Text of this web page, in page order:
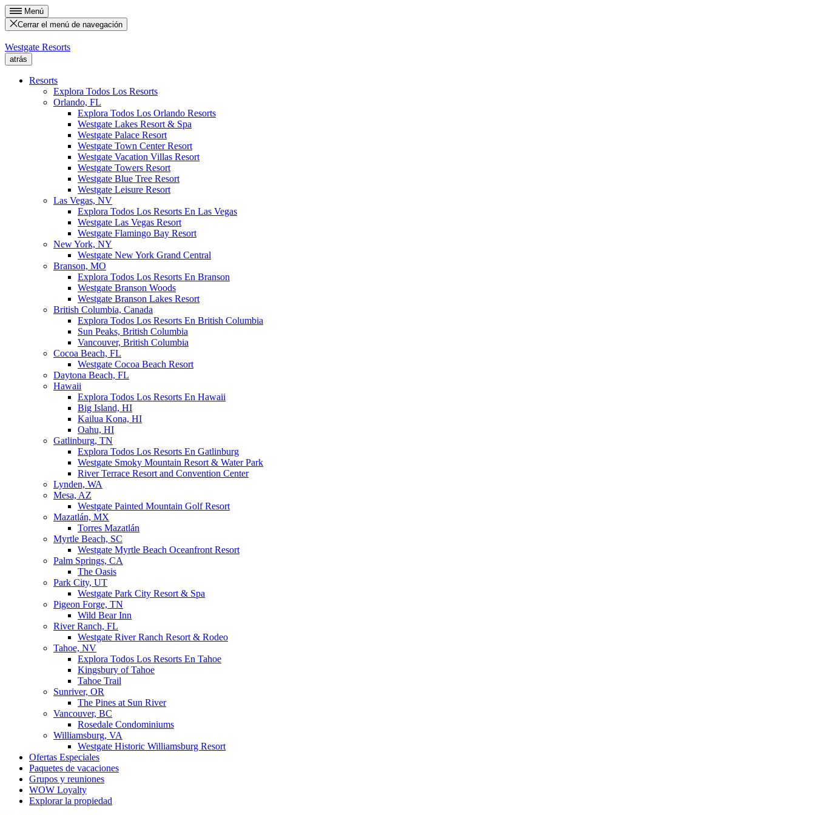
Menú
Cerrar el menú de navegación
Westgate Resorts
atrás
Resorts
Explora Todos Los Resorts
Orlando, FL
Explora Todos Los Orlando Resorts
Westgate Lakes Resort & Spa
Westgate Palace Resort
Westgate Town Center Resort
Westgate Vacation Villas Resort
Westgate Towers Resort
Westgate Blue Tree Resort
Westgate Leisure Resort
Las Vegas, NV
Explora Todos Los Resorts En Las Vegas
Westgate Las Vegas Resort
Westgate Flamingo Bay Resort
New York, NY
Westgate New York Grand Central
Branson, MO
Explora Todos Los Resorts En Branson
Westgate Branson Woods
Westgate Branson Lakes Resort
British Columbia, Canada
Explora Todos Los Resorts En British Columbia
Sun Peaks, British Columbia
Vancouver, British Columbia
Cocoa Beach, FL
Westgate Cocoa Beach Resort
Daytona Beach, FL
Hawaii
Explora Todos Los Resorts En Hawaii
Big Island, HI
Kailua Kona, HI
Oahu, HI
Gatlinburg, TN
Explora Todos Los Resorts En Gatlinburg
Westgate Smoky Mountain Resort & Water Park
River Terrace Resort and Convention Center
Lynden, WA
Mesa, AZ
Westgate Painted Mountain Golf Resort
Mazatlán, MX
Torres Mazatlán
Myrtle Beach, SC
Westgate Myrtle Beach Oceanfront Resort
Palm Springs, CA
The Oasis
Park City, UT
Westgate Park City Resort & Spa
Pigeon Forge, TN
Wild Bear Inn
River Ranch, FL
Westgate River Ranch Resort & Rodeo
Tahoe, NV
Explora Todos Los Resorts En Tahoe
Kingsbury of Tahoe
Tahoe Trail
Sunriver, OR
The Pines at Sun River
Vancouver, BC
Rosedale Condominiums
Williamsburg, VA
Westgate Historic Williamsburg Resort
Ofertas Especiales
Paquetes de vacaciones
Grupos y reuniones
WOW Loyalty
Explorar la propiedad